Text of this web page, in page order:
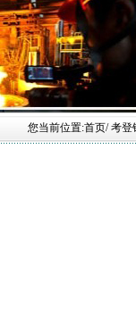
您当前位置:首页/ 考登